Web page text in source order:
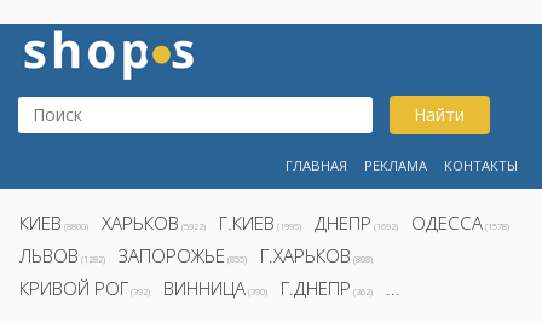
Найти
ГЛАВНАЯ РЕКЛАМА КОНТАКТЫ
КИЕВ (8800) ХАРЬКОВ (5922) Г.КИЕВ (1995) ДНЕПР (1692) ОДЕССА (1578)
ЛЬВОВ (1282) ЗАПОРОЖЬЕ (855) Г.ХАРЬКОВ (808)
КРИВОЙ РОГ (392) ВИННИЦА (390) Г.ДНЕПР (362) ...